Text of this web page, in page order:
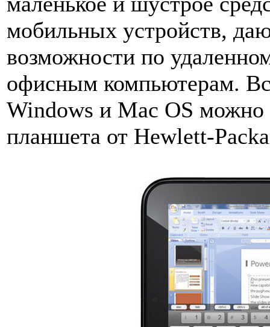
мобильных устройств,
возможности по
офисным компьютерам.
Windows и Mac OS
планшета от Hewlett-